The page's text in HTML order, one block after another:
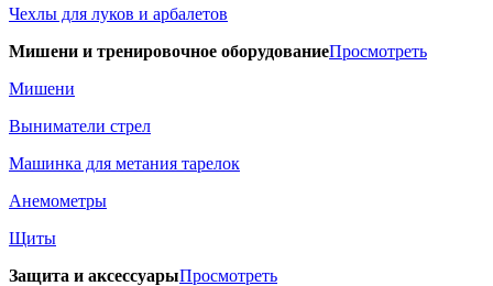
Чехлы для луков и арбалетов
Мишени и тренировочное оборудованиеПросмотреть
Мишени
Выниматели стрел
Машинка для метания тарелок
Анемометры
Щиты
Защита и аксессуарыПросмотреть